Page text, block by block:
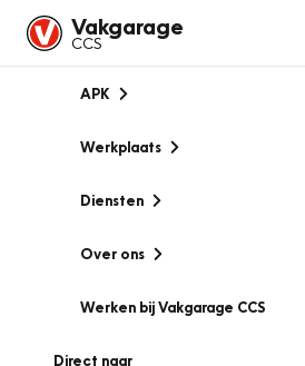
Vakgarage
CCS
APK
Werkplaats
Diensten
Over ons
Werken bij Vakgarage CCS
Direct naar